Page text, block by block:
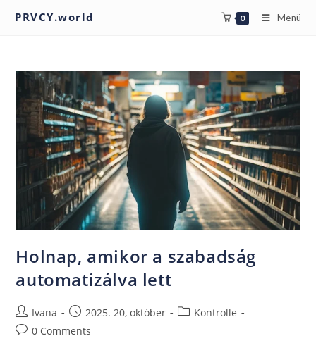
PRVCY.world 0 Menü
Holnap, amikor a szabadság
automatizálva lett
Ivana 2025. 20, október
Kontrolle
0 Comments